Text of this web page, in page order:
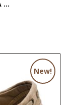
...
New!